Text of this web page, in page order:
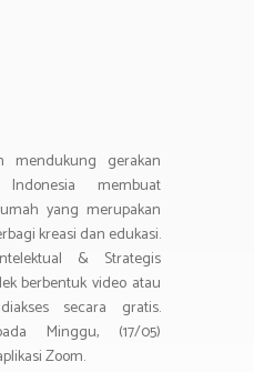
el
m
n in
mendukung gerakan
membuat
yang merupakan
kreasi dan edukasi.
& Strategis
berbentuk video atau
secara gratis.
Minggu, (17/05)
Zoom.